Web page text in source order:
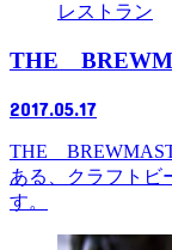
レストラン
THE
2017.05.17
THE
ある、クラフトビ
す。